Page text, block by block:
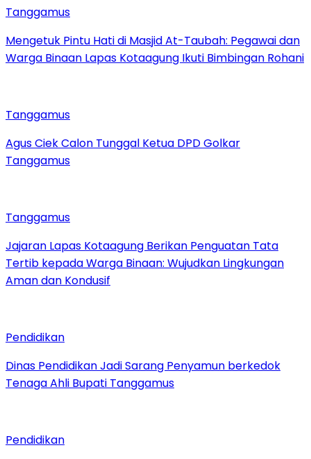
Tanggamus
Mengetuk Pintu Hati di Masjid At-Taubah: Pegawai dan
Warga Binaan Lapas Kotaagung Ikuti Bimbingan Rohani
Tanggamus
Agus Ciek Calon Tunggal Ketua DPD Golkar
Tanggamus
Tanggamus
Jajaran Lapas Kotaagung Berikan Penguatan Tata
Tertib kepada Warga Binaan: Wujudkan Lingkungan
Aman dan Kondusif
Pendidikan
Dinas Pendidikan Jadi Sarang Penyamun berkedok
Tenaga Ahli Bupati Tanggamus
Pendidikan